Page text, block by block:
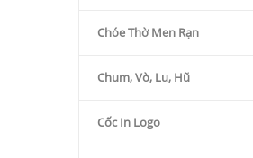
Chóe Thờ Men Rạn
Chum, Vò, Lu, Hũ
Cốc In Logo